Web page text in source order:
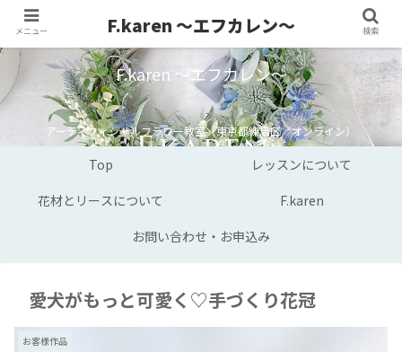
F.karen ～エフカレン～
アーティフィシャルフラワー教室（東京都練馬区／オンライン）
Top
レッスンについて
花材とリースについて
F.karen
お問い合わせ・お申込み
愛犬がもっと可愛く♡手づくり花冠
お客様作品
メニュー F.karen ～エフカレン～ 検索